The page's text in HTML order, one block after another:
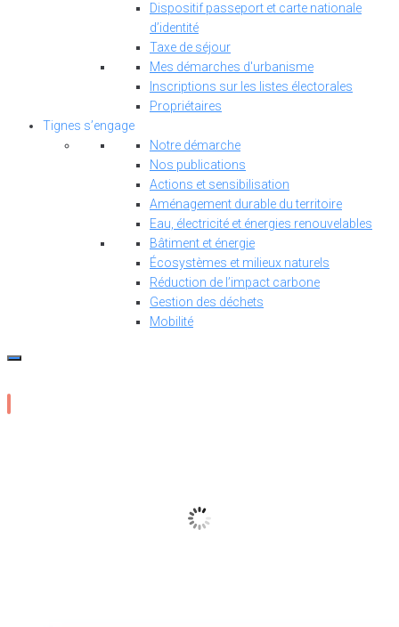
Dispositif passeport et carte nationale
d’identité
Taxe de séjour
Mes démarches d'urbanisme
Inscriptions sur les listes électorales
Propriétaires
Tignes s’engage
Notre démarche
Nos publications
Actions et sensibilisation
Aménagement durable du territoire
Eau, électricité et énergies renouvelables
Bâtiment et énergie
Écosystèmes et milieux naturels
Réduction de l’impact carbone
Gestion des déchets
Mobilité